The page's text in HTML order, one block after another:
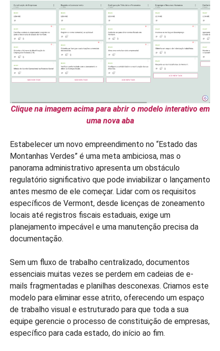
Clique na imagem acima para abrir o modelo interativo em
uma nova aba
Estabelecer um novo empreendimento no “Estado das
Montanhas Verdes” é uma meta ambiciosa, mas o
panorama administrativo apresenta um obstáculo
regulatório significativo que pode inviabilizar o lançamento
antes mesmo de ele começar. Lidar com os requisitos
específicos de Vermont, desde licenças de zoneamento
locais até registros fiscais estaduais, exige um
planejamento impecável e uma manutenção precisa da
documentação.
Sem um fluxo de trabalho centralizado, documentos
essenciais muitas vezes se perdem em cadeias de e-
mails fragmentadas e planilhas desconexas. Criamos este
modelo para eliminar esse atrito, oferecendo um espaço
de trabalho visual e estruturado para que toda a sua
equipe gerencie o processo de constituição de empresas,
específico para cada estado, do início ao fim.